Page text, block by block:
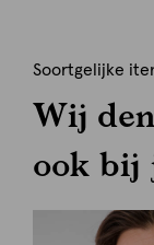
Soortgelijke
Wij
ook bij